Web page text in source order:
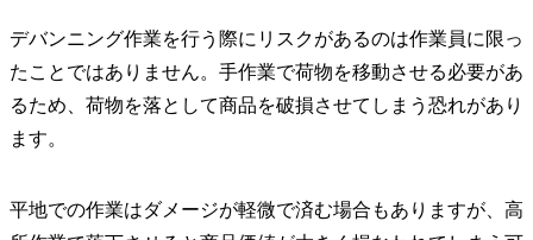
デバンニング作業を行う際にリスクがあるのは作業員に限っ
たことではありません。手作業で荷物を移動させる必要があ
るため、荷物を落として商品を破損させてしまう恐れがあり
ます。
平地での作業はダメージが軽微で済む場合もありますが、高